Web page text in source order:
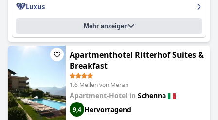
Luxus
Mehr anzeigen
Apartmenthotel Ritterhof Suites &
Breakfast
1.6 Meilen von Meran
Apartment-Hotel in Schenna
9,4 Hervorragend